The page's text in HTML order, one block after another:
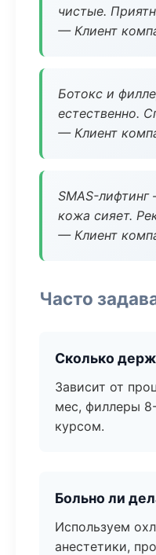
чистые.
— Клиент
Ботокс и
естественно.
— Клиент
SMAS-лифтинг
кожа сияет.
— Клиент
Часто
Сколько
Зависит от
мес, филлеры
курсом.
Больно ли
Используем
анестетики,